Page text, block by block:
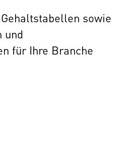
sowie
und
für Ihre Branche